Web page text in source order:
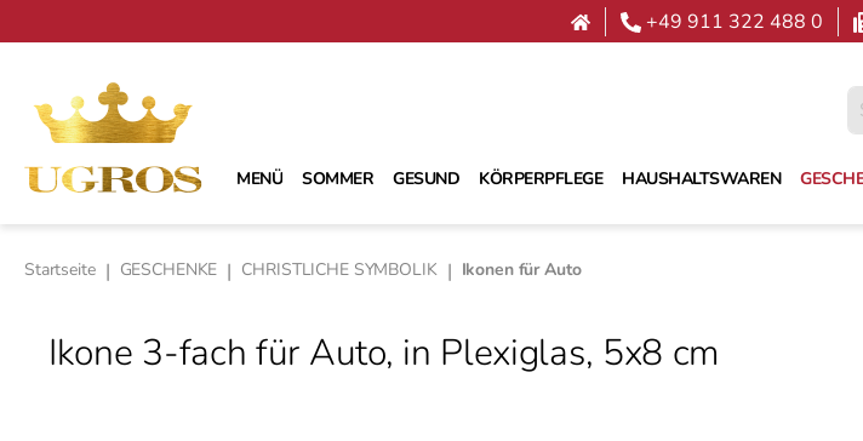
+49 911 322 488 0
MENÜ SOMMER GESUND KÖRPERPFLEGE HAUSHALTSWAREN
Startseite | GESCHENKE | CHRISTLICHE SYMBOLIK | Ikonen für Auto
Ikone 3-fach für Auto, in Plexiglas, 5x8 cm